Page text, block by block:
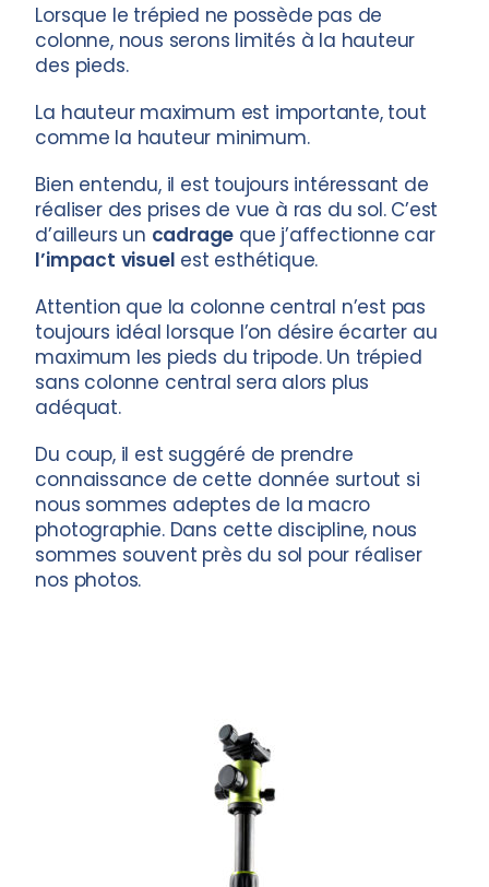
Lorsque le trépied ne possède pas de
colonne, nous serons limités à la hauteur
des pieds.
La hauteur maximum est importante, tout
comme la hauteur minimum.
Bien entendu, il est toujours intéressant de
réaliser des prises de vue à ras du sol. C’est
d’ailleurs un cadrage que j’affectionne car
l’impact visuel est esthétique.
Attention que la colonne central n’est pas
toujours idéal lorsque l’on désire écarter au
maximum les pieds du tripode. Un trépied
sans colonne central sera alors plus
adéquat.
Du coup, il est suggéré de prendre
connaissance de cette donnée surtout si
nous sommes adeptes de la macro
photographie. Dans cette discipline, nous
sommes souvent près du sol pour réaliser
nos photos.